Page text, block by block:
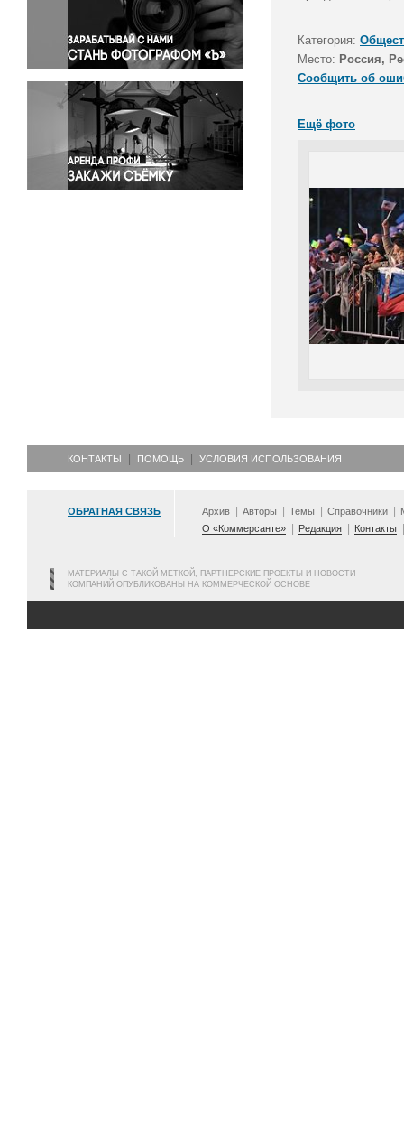
Правосудие
Происшествия и конфликты
Религия
Светская жизнь
Спорт
Экология
Экономика и бизнес
Категория:
Место: Россия,
Сообщить об
Ещё фото
КОНТАКТЫ ПОМОЩЬ УСЛОВИЯ ИСПОЛЬЗОВАНИЯ
ОБРАТНАЯ СВЯЗЬ Архив Авторы Темы Справочники
О «Коммерсанте»
Редакция Контакты
МАТЕРИАЛЫ С ТАКОЙ МЕТКОЙ, ПАРТНЕРСКИЕ ПРОЕКТЫ И НОВОСТИ
КОМПАНИЙ ОПУБЛИКОВАНЫ НА КОММЕРЧЕСКОЙ ОСНОВЕ